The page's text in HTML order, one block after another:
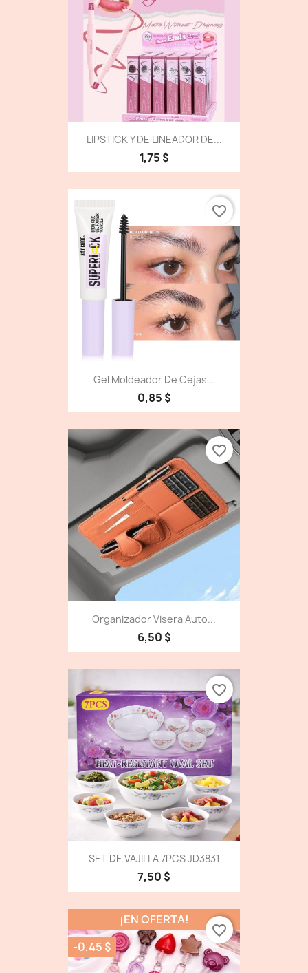
LIPSTICK Y DE LINEADOR DE...
1,75 $
Gel Moldeador De Cejas...
0,85 $
favorite_border
Organizador Visera Auto...
6,50 $
favorite_border
SET DE VAJILLA 7PCS JD3831
7,50 $
favorite_border
¡EN OFERTA!
-0,45 $
favorite_border